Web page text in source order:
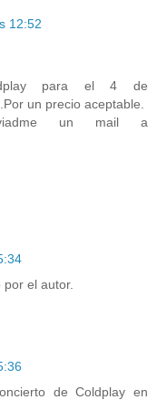
12:52
para el 4 de
un precio aceptable.
un mail a
el autor.
de Coldplay en